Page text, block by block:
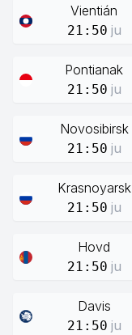
Vientián
21:50 ju
Pontianak
21:50 ju
Novosibirsk
21:50 ju
Krasnoyarsk
21:50 ju
Hovd
21:50 ju
Davis
21:50 ju